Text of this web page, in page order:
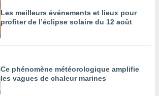
Les meilleurs événements et lieux pour
profiter de l’éclipse solaire du 12 août
Ce phénomène météorologique amplifie
les vagues de chaleur marines